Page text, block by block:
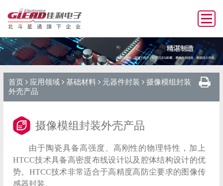
首页 应用领域 基础材料 元器件封装
摄像模组封装
外壳产品
摄像模组封装外壳产品
由于陶瓷具备高强度、高刚性的物理特性，加上
HTCC技术具备高密度布线设计以及腔体结构设计的优
势。HTCC技术非常适合于高精度高防尘要求的图像传
感器封装。